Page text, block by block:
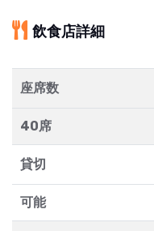
飲食店詳細
座席数
40席
貸切
可能